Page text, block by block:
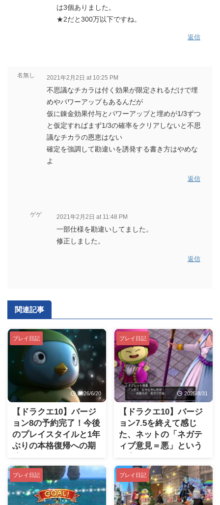
は3個ありました。
★2だと300万以下ですね。
返信
名無し 2021年2月2日 at 10:25 PM
不思議なチカラは付く効果が限定されるだけで埋
めやパワーアップもあるんだが
仮に錬金効果付与とパワーアップと埋めが1/3ずつ
と仮定すればまず1/3の確率をクリアしないと不思
議なチカラの恩恵はない
確定を強調して勘違いを誘発する書き方はやめな
よ
返信
ゲゲ 2021年2月2日 at 11:48 PM
一部仕様を勘違いしてました。
修正しました。
返信
関連記事
プレイ日記
2026/6/20
【ドラクエ10】バージ
ョン8の予約完了！今後
のプレイスタイルと1年
ぶりの本格復帰への期
待
プレイ日記
2025/8/31
【ドラクエ10】バージ
ョン7.5を終えて感じ
た、ネットの「ネガテ
ィブ意見＝悪」という
風潮
プレイ日記 プレイ日記